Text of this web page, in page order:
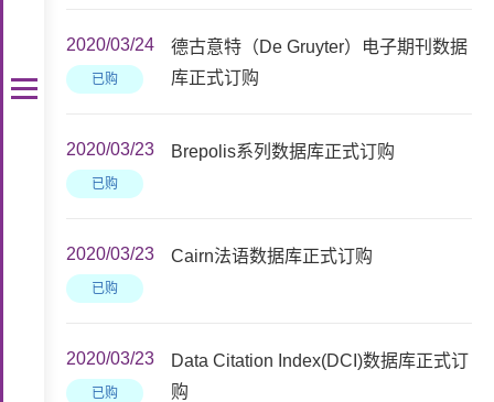
2020/03/24
已购
德古意特（De Gruyter）电子期刊数据
库正式订购
2020/03/23
已购
Brepolis系列数据库正式订购
2020/03/23
已购
Cairn法语数据库正式订购
2020/03/23
已购
Data Citation Index(DCI)数据库正式订
购